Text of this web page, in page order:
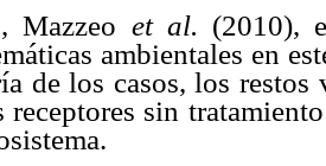
Mazzeo et al. (2010),
ambientales en
de los casos, los
receptores sin